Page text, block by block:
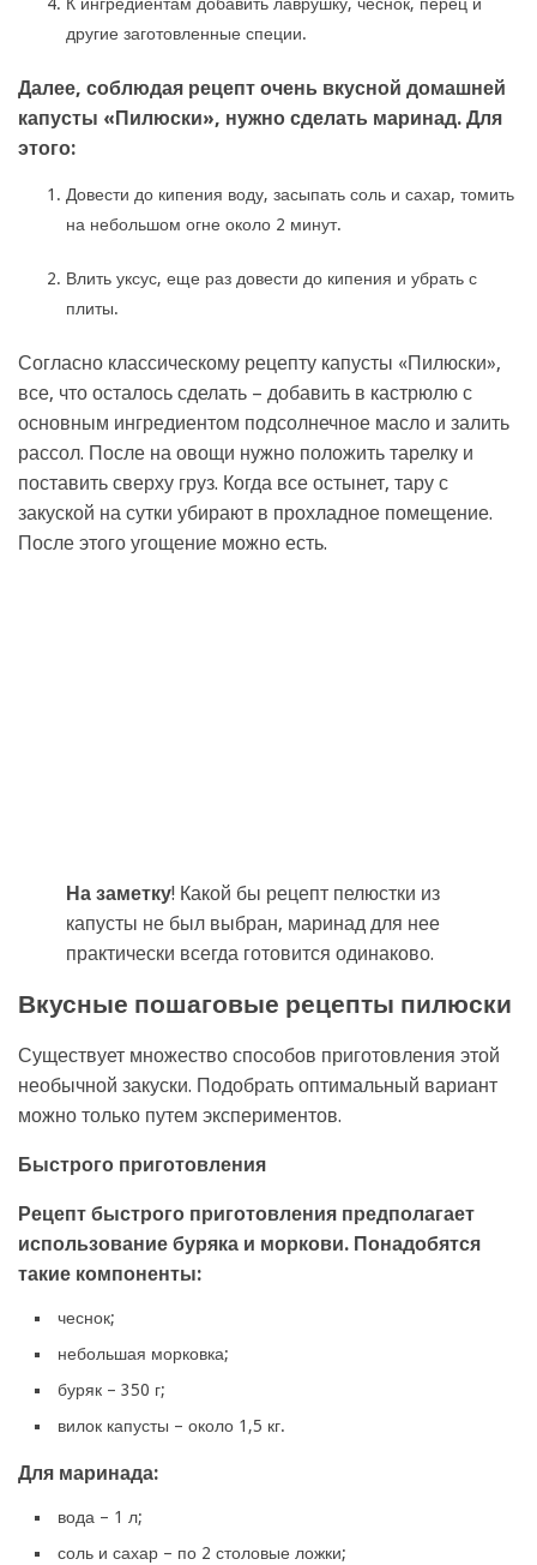
другие заготовленные специи.
Далее, соблюдая рецепт очень вкусной домашней
капусты «Пилюски», нужно сделать маринад. Для
этого:
Довести до кипения воду, засыпать соль и сахар, томить
на небольшом огне около 2 минут.
Влить уксус, еще раз довести до кипения и убрать с
плиты.
Согласно классическому рецепту капусты «Пилюски»,
все, что осталось сделать – добавить в кастрюлю с
основным ингредиентом подсолнечное масло и залить
рассол. После на овощи нужно положить тарелку и
поставить сверху груз. Когда все остынет, тару с
закуской на сутки убирают в прохладное помещение.
После этого угощение можно есть.
На заметку! Какой бы рецепт пелюстки из
капусты не был выбран, маринад для нее
практически всегда готовится одинаково.
Вкусные пошаговые рецепты пилюски
Существует множество способов приготовления этой
необычной закуски. Подобрать оптимальный вариант
можно только путем экспериментов.
Быстрого приготовления
Рецепт быстрого приготовления предполагает
использование буряка и моркови. Понадобятся
такие компоненты:
чеснок;
небольшая морковка;
буряк – 350 г;
вилок капусты – около 1,5 кг.
Для маринада:
вода – 1 л;
соль и сахар – по 2 столовые ложки;